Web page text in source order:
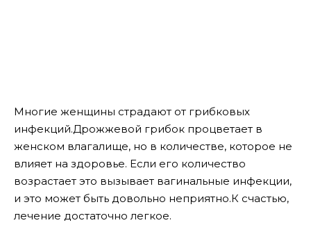
Многие женщины страдают от грибковых
инфекций.Дрожжевой грибок процветает в
женском влагалище, но в количестве, которое не
влияет на здоровье. Если его количество
возрастает это вызывает вагинальные инфекции,
и это может быть довольно неприятно.К счастью,
лечение достаточно легкое.